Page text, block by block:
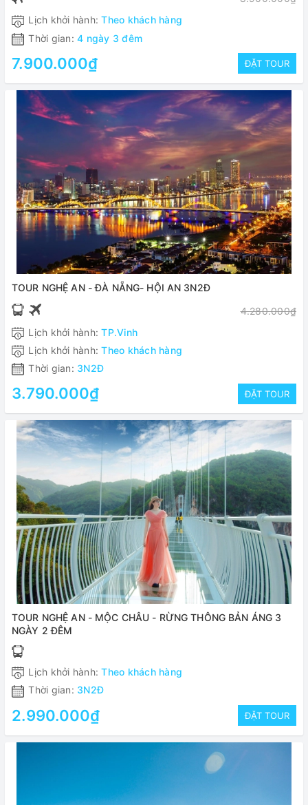
Lịch khởi hành:Theo khách hàng
Thời gian: 4 ngày 3 đêm
7.900.000₫ ĐẶT TOUR
TOUR NGHỆ AN - ĐÀ NẴNG- HỘI AN 3N2Đ
4.280.000₫
Lịch khởi hành:TP.Vinh
Lịch khởi hành:Theo khách hàng
Thời gian: 3N2Đ
3.790.000₫ ĐẶT TOUR
TOUR NGHỆ AN - MỘC CHÂU - RỪNG THÔNG BẢN ÁNG 3
NGÀY 2 ĐÊM
Lịch khởi hành:Theo khách hàng
Thời gian: 3N2Đ
2.990.000₫ ĐẶT TOUR